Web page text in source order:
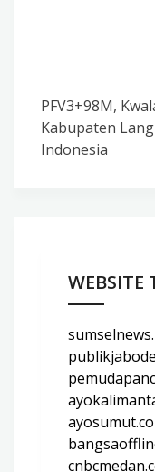
PFV3+98M,
Kabupaten
Indonesia
WEBSITE